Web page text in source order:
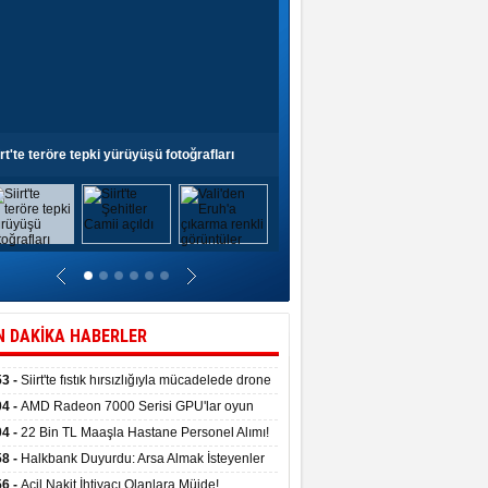
teröre tepki yürüyüşü fotoğrafları
DAKİKA HABERLER
- Siirt'te fıstık hırsızlığıyla mücadelede drone
- AMD Radeon 7000 Serisi GPU'lar oyun
fırtınalar estirdi
- 22 Bin TL Maaşla Hastane Personel Alımı!
Şartı, Mülakat Yok! İş Arayanlar İçin…
- Halkbank Duyurdu: Arsa Almak İsteyenler
Edin!
- Acil Nakit İhtiyacı Olanlara Müjde!